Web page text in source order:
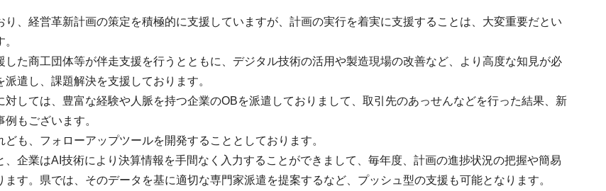
り、経営革新計画の策定を積極的に支援していますが、計画の実行を着実に支援することは、大変重要だとい
した商工団体等が伴走支援を行うとともに、デジタル技術の活用や製造現場の改善など、より高度な知見が必
遣し、課題解決を支援しております。
対しては、豊富な経験や人脈を持つ企業のOBを派遣しておりまして、取引先のあっせんなどを行った結果、新
もございます。
ども、フォローアップツールを開発することとしております。
、企業はAI技術により決算情報を手間なく入力することができまして、毎年度、計画の進捗状況の把握や簡易
ます。県では、そのデータを基に適切な専門家派遣を提案するなど、プッシュ型の支援も可能となります。